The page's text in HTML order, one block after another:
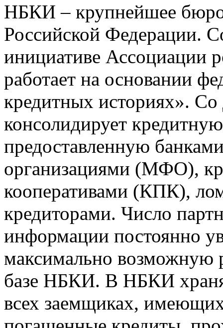
НБКИ – крупнейшее
Российской Федерации.
инициативе Ассоциации
работает на основании
кредитных историях».
консолидирует
предоставленную
организациями (МФО),
кооперативами (КПК),
кредиторами. Число
информации постоянно
максимально возможную
базе НБКИ. В НБКИ
всех заемщиках,